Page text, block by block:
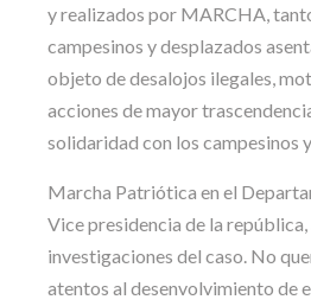
y realizados por MARCHA,
campesinos y desplazados
objeto de desalojos ilegales,
acciones de mayor
solidaridad con los campesinos
Marcha Patriótica en el
Vice presidencia de la
investigaciones del caso. No
atentos al desenvolvimiento de